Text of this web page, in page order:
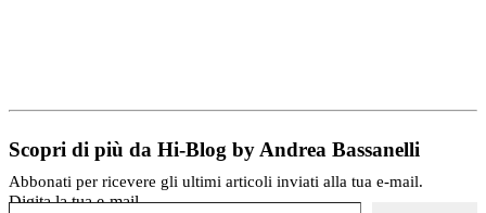
Scopri di più da Hi-Blog by Andrea Bassanelli
Abbonati per ricevere gli ultimi articoli inviati alla tua e-mail.
Digita la tua e-mail...